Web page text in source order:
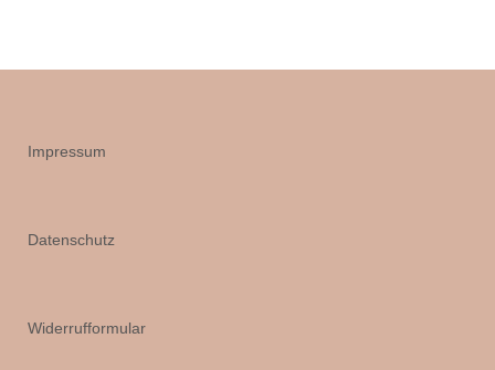
Impressum
Datenschutz
Widerrufformular